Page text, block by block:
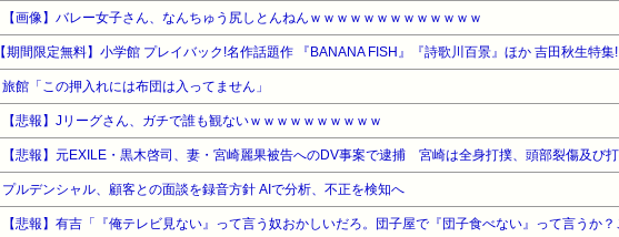
【画像】バレー女子さん、なんちゅう尻しとんねんｗｗｗｗｗｗｗｗｗｗｗｗｗ
【期間限定無料】小学館 プレイバック!名作話題作 『BANANA FISH』『詩歌川百景』ほか 吉田秋生特集!
旅館「この押入れには布団は入ってません」
【悲報】Jリーグさん、ガチで誰も観ないｗｗｗｗｗｗｗｗｗｗ
プルデンシャル、顧客との面談を録音方針 AIで分析、不正を検知へ